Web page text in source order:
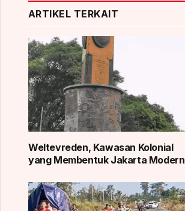
ARTIKEL TERKAIT
Weltevreden, Kawasan Kolonial
yang Membentuk Jakarta Modern